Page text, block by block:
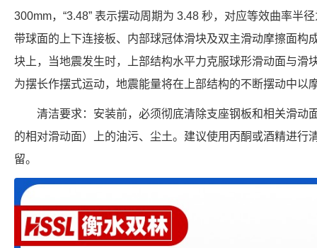
300mm，“3.48” 表示摆动周期为 3.48 秒，对应等效曲率半
带球面的上下连接板、内部球冠体滑块及双主滑动摩擦面构
块上，当地震发生时，上部结构水平力克服球形滑动面与滑
为摆长作摆式运动，地震能量将在上部结构的不断摆动中以
清洁要求：安装前，必须彻底清除支座钢板和相关滑动
的相对滑动面）上的油污、尘土。建议使用丙酮或酒精进行
留。